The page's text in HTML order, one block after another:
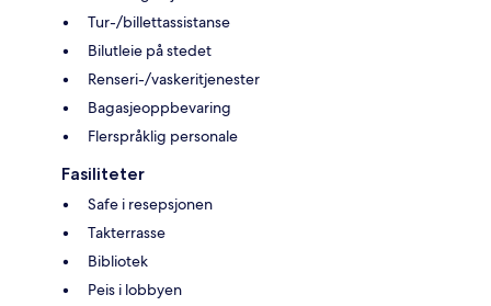
Tur-/billettassistanse
Bilutleie på stedet
Renseri-/vaskeritjenester
Bagasjeoppbevaring
Flerspråklig personale
Fasiliteter
Safe i resepsjonen
Takterrasse
Bibliotek
Peis i lobbyen